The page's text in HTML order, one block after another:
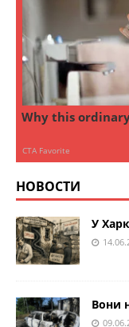
НОВОСТИ
У
Вони